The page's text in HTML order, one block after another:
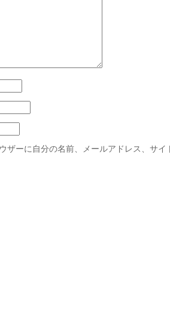
ザーに自分の名前、メールアドレス、サイ